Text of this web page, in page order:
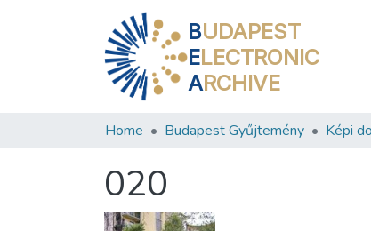
BUDAPEST
ELECTRONIC
ARCHIVE
Home Budapest Gyűjtemény Képi
020